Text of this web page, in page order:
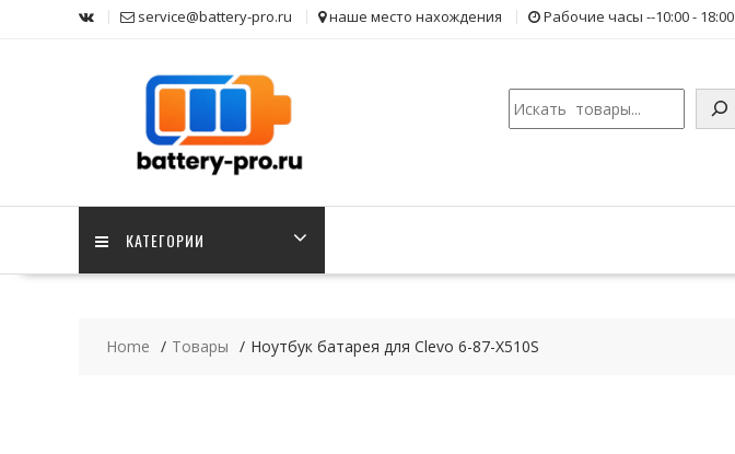
service@battery-pro.ru наше место нахождения Рабочие часы --10:00 - 18:00
Поиск
КАТЕГОРИИ
Home Товары Ноутбук батарея для Clevo 6-87-X510S